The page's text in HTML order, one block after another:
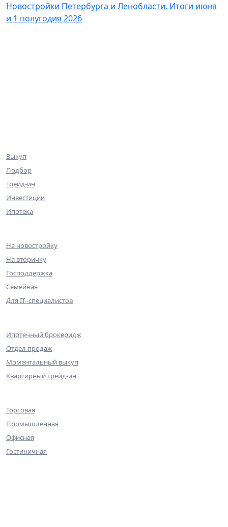
Новостройки Петербурга и Ленобласти. Итоги июня
и 1 полугодия 2026
Выкуп
Подбор
Трейд-ин
Инвестиции
Ипотека
На новостройку
На вторичку
Господдержка
Семейная
Для IT–специалистов
Ипотечный брокеридж
Отдел продаж
Моментальный выкуп
Квартирный трейд-ин
Торговая
Промышленная
Офисная
Гостиничная